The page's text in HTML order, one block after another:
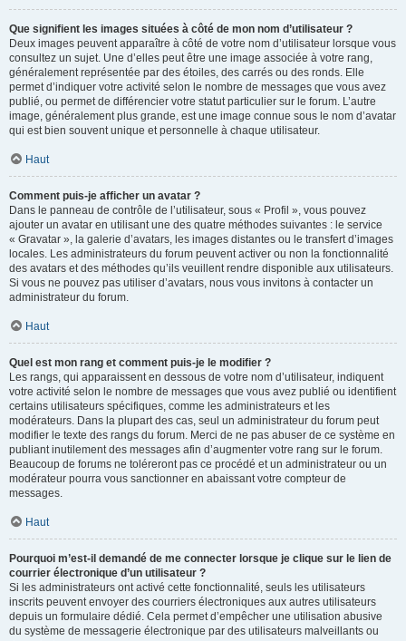
Que signifient les images situées à côté de mon nom d’utilisateur ?
Deux images peuvent apparaître à côté de votre nom d’utilisateur lorsque vous
consultez un sujet. Une d’elles peut être une image associée à votre rang,
généralement représentée par des étoiles, des carrés ou des ronds. Elle
permet d’indiquer votre activité selon le nombre de messages que vous avez
publié, ou permet de différencier votre statut particulier sur le forum. L’autre
image, généralement plus grande, est une image connue sous le nom d’avatar
qui est bien souvent unique et personnelle à chaque utilisateur.
Haut
Comment puis-je afficher un avatar ?
Dans le panneau de contrôle de l’utilisateur, sous « Profil », vous pouvez
ajouter un avatar en utilisant une des quatre méthodes suivantes : le service
« Gravatar », la galerie d’avatars, les images distantes ou le transfert d’images
locales. Les administrateurs du forum peuvent activer ou non la fonctionnalité
des avatars et des méthodes qu’ils veuillent rendre disponible aux utilisateurs.
Si vous ne pouvez pas utiliser d’avatars, nous vous invitons à contacter un
administrateur du forum.
Haut
Quel est mon rang et comment puis-je le modifier ?
Les rangs, qui apparaissent en dessous de votre nom d’utilisateur, indiquent
votre activité selon le nombre de messages que vous avez publié ou identifient
certains utilisateurs spécifiques, comme les administrateurs et les
modérateurs. Dans la plupart des cas, seul un administrateur du forum peut
modifier le texte des rangs du forum. Merci de ne pas abuser de ce système en
publiant inutilement des messages afin d’augmenter votre rang sur le forum.
Beaucoup de forums ne toléreront pas ce procédé et un administrateur ou un
modérateur pourra vous sanctionner en abaissant votre compteur de
messages.
Haut
Pourquoi m’est-il demandé de me connecter lorsque je clique sur le lien de
courrier électronique d’un utilisateur ?
Si les administrateurs ont activé cette fonctionnalité, seuls les utilisateurs
inscrits peuvent envoyer des courriers électroniques aux autres utilisateurs
depuis un formulaire dédié. Cela permet d’empêcher une utilisation abusive
du système de messagerie électronique par des utilisateurs malveillants ou